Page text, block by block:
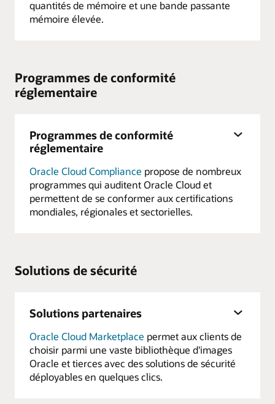
quantités de mémoire et une bande passante
mémoire élevée.
Programmes de conformité
réglementaire
Programmes de conformité
réglementaire
Oracle Cloud Compliance propose de nombreux
programmes qui auditent Oracle Cloud et
permettent de se conformer aux certifications
mondiales, régionales et sectorielles.
Solutions de sécurité
Solutions partenaires
Oracle Cloud Marketplace permet aux clients de
choisir parmi une vaste bibliothèque d'images
Oracle et tierces avec des solutions de sécurité
déployables en quelques clics.